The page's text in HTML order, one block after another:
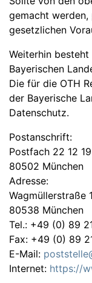
gemacht
gesetzlichen
Weiterhin
Bayerischen
Die für die OTH
der Bayerische
Datenschutz.
Postanschrift:
Postfach 22 12 19
80502 München
Adresse:
Wagmüllerstraße
80538 München
Tel.: +49 (0) 89
Fax: +49 (0) 89
E-Mail:
Internet: https://